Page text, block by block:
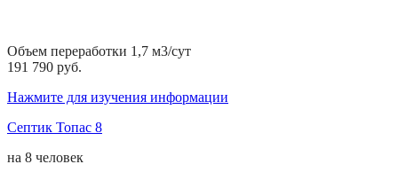
Объем переработки 1,7 м3/сут
191 790 руб.
Нажмите для изучения информации
Септик Топас 8
на 8 человек